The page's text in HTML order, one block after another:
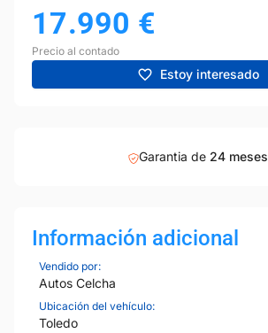
17.990 €
Precio al contado
Estoy interesado
Garantia de 24 meses
Información adicional
Vendido por:
Autos Celcha
Ubicación del vehículo:
Toledo